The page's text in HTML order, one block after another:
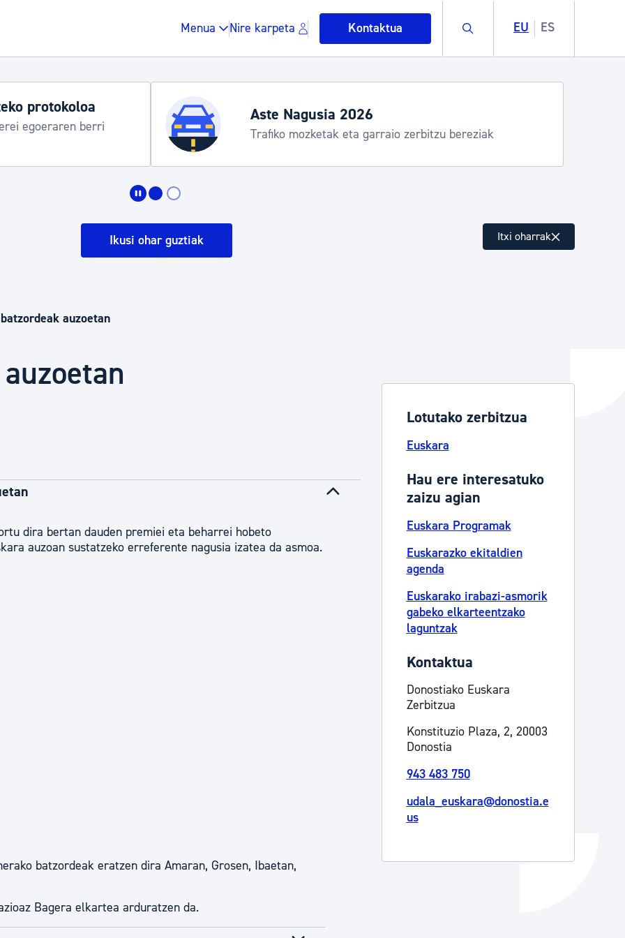
Menua Nire karpeta Kontaktua Buscar EU ES
Gune publikoa, hondakinak eta ingurumena
Berdintasuna, Giza Eskubideak eta bizikidetza
Kultura
Turismoa
Tramitaziorako laguntza
protokoloa
egoeraren berri
Aste Nagusia 2026
Trafiko mozketak eta garraio zerbitzu bereziak
Ikusi ohar guztiak Itxi oharrak
auzoetan
dira bertan dauden premiei eta beharrei hobeto
auzoan sustatzeko erreferente nagusia izatea da asmoa.
batzordeak eratzen dira Amaran, Grosen, Ibaetan,
Bagera elkartea arduratzen da.
Lotutako zerbitzua
Euskara
Hau ere interesatuko
zaizu agian
Euskara Programak
Euskarazko ekitaldien
agenda
Euskarako irabazi-asmorik
gabeko elkarteentzako
laguntzak
Kontaktua
Donostiako Euskara
Zerbitzua
Konstituzio Plaza, 2, 20003
Donostia
943 483 750
udala_euskara@donostia.e
us